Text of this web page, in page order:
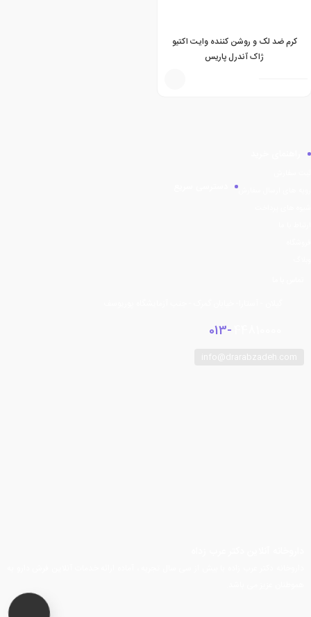
کرم ضد لک و روشن کننده وایت اکتیو
ژاک آندرل پاریس
013-
info@drarabzadeh.com